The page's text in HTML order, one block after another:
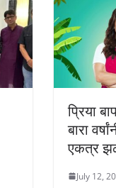
प्रिया
बारा
एकत्र
July 12,